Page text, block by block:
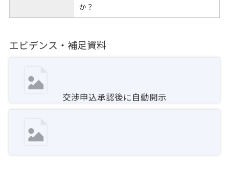
か？
エビデンス・補足資料
交渉申込承認後に自動開示